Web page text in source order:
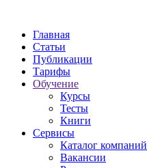
Главная
Статьи
Публикации
Тарифы
Обучение
Курсы
Тесты
Книги
Сервисы
Каталог компаний
Вакансии